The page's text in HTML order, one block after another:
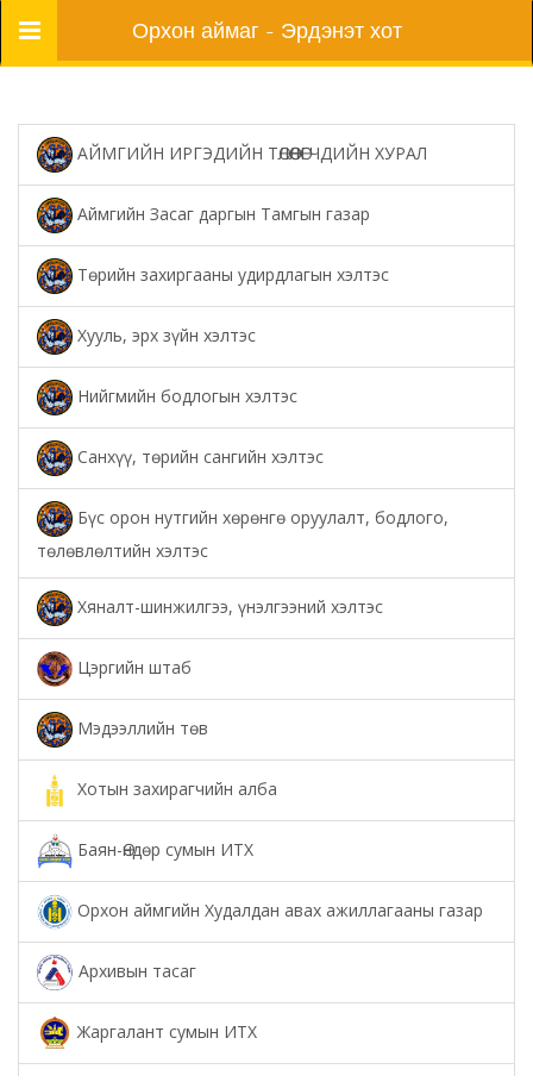
Цэс Орхон аймаг - Эрдэнэт хот
АЙМГИЙН ИРГЭДИЙН ТӨЛӨӨЛӨГЧДИЙН ХУРАЛ
Аймгийн Засаг даргын Тамгын газар
Төрийн захиргааны удирдлагын хэлтэс
Хууль, эрх зүйн хэлтэс
Нийгмийн бодлогын хэлтэс
Санхүү, төрийн сангийн хэлтэс
Бүс орон нутгийн хөрөнгө оруулалт, бодлого,
төлөвлөлтийн хэлтэс
Хяналт-шинжилгээ, үнэлгээний хэлтэс
Цэргийн штаб
Мэдээллийн төв
Хотын захирагчийн алба
Баян-Өндөр сумын ИТХ
Орхон аймгийн Худалдан авах ажиллагааны газар
Архивын тасаг
Жаргалант сумын ИТХ